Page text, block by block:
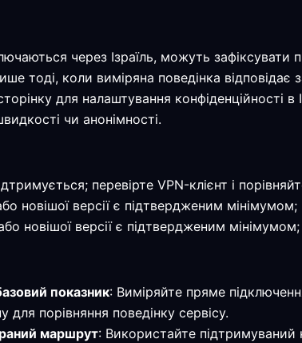
через Ізраїль, можуть
тоді, коли виміряна поведінка відповідає
для налаштування конфіденційності
чи анонімності.
перевірте VPN-клієнт і
новішої версії є підтвердженим
новішої версії є підтвердженим
показник: Виміряйте пряме
для порівняння поведінку сервісу.
маршрут: Використайте підтримуваний